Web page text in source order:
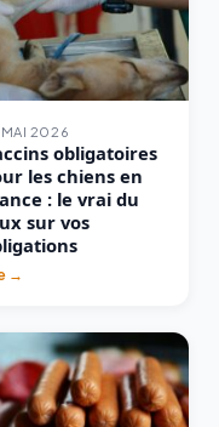
2026
obligatoires
les chiens en
: le vrai du
sur vos
→